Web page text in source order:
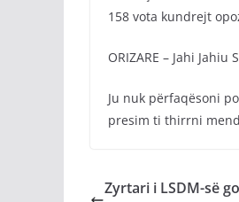
158 vota kundrejt
ORIZARE – Jahi
Ju nuk përfaqësoni
presim ti thirrni
Zyrtari i LSDM-së